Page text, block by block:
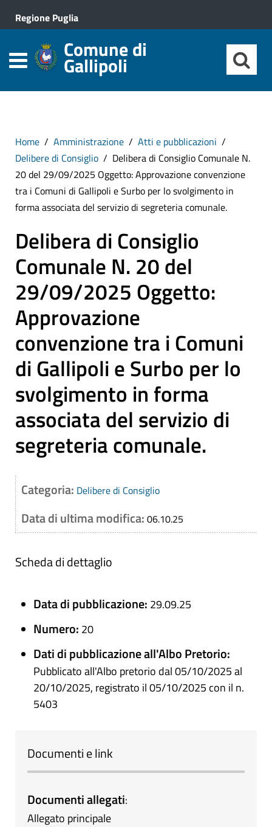
Regione Puglia
Comune di
Gallipoli
Home Amministrazione
Atti e pubblicazioni
Delibere di Consiglio
Delibera di Consiglio Comunale N.
20 del 29/09/2025 Oggetto: Approvazione convenzione
tra i Comuni di Gallipoli e Surbo per lo svolgimento in
forma associata del servizio di segreteria comunale.
Delibera di Consiglio
Comunale N. 20 del
29/09/2025 Oggetto:
Approvazione
convenzione tra i Comuni
di Gallipoli e Surbo per lo
svolgimento in forma
associata del servizio di
segreteria comunale.
Categoria: Delibere di Consiglio
Data di ultima modifica: 06.10.25
Scheda di dettaglio
Data di pubblicazione: 29.09.25
Numero: 20
Dati di pubblicazione all'Albo Pretorio:
Pubblicato all'Albo pretorio dal 05/10/2025 al
20/10/2025, registrato il 05/10/2025 con il n.
5403
Documenti e link
Documenti allegati:
Allegato principale